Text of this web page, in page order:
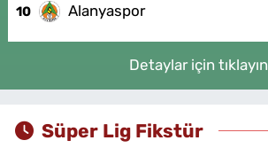
10 Alanyaspor
Detaylar için tıklayın
Süper Lig Fikstür